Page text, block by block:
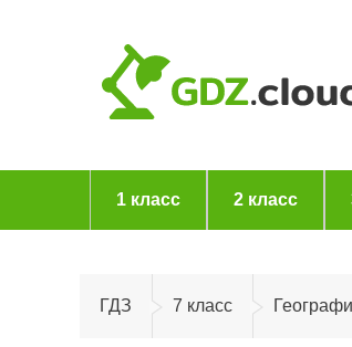
1 класс 2 класс
ГДЗ 7 класс